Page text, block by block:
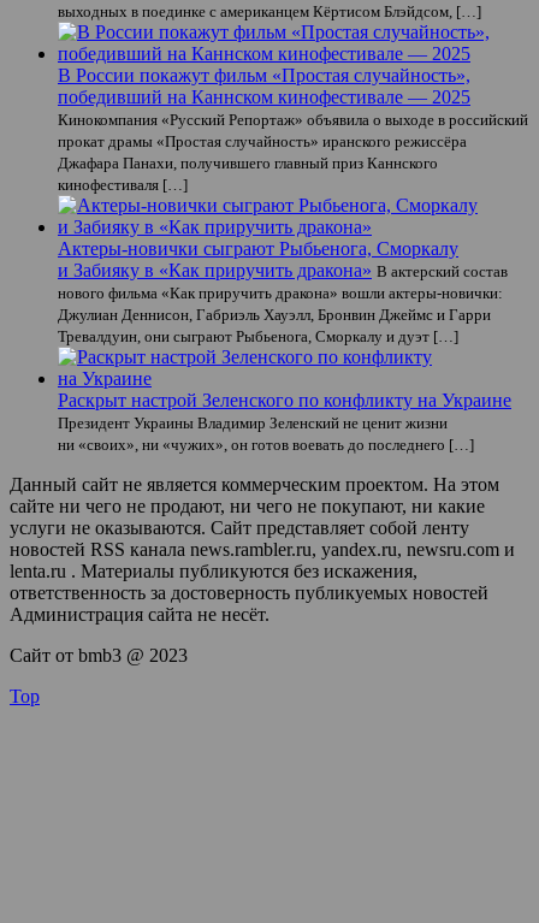
выходных в поединке с американцем Кёртисом Блэйдсом, […]
В России покажут фильм «Простая случайность»,
победивший на Каннском кинофестивале — 2025
Кинокомпания «Русский Репортаж» объявила о выходе в российский
прокат драмы «Простая случайность» иранского режиссёра
Джафара Панахи, получившего главный приз Каннского
кинофестиваля […]
Актеры-новички сыграют Рыбьенога, Сморкалу
и Забияку в «Как приручить дракона» В актерский состав
нового фильма «Как приручить дракона» вошли актеры-новички:
Джулиан Деннисон, Габриэль Хауэлл, Бронвин Джеймс и Гарри
Тревалдуин, они сыграют Рыбьенога, Сморкалу и дуэт […]
Раскрыт настрой Зеленского по конфликту на Украине
Президент Украины Владимир Зеленский не ценит жизни
ни «своих», ни «чужих», он готов воевать до последнего […]
Данный сайт не является коммерческим проектом. На этом
сайте ни чего не продают, ни чего не покупают, ни какие
услуги не оказываются. Сайт представляет собой ленту
новостей RSS канала news.rambler.ru, yandex.ru, newsru.com и
lenta.ru . Материалы публикуются без искажения,
ответственность за достоверность публикуемых новостей
Администрация сайта не несёт.
Сайт от bmb3 @ 2023
Top